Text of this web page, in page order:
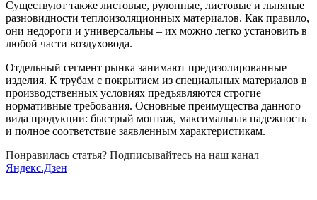
Существуют также листовые, рулонные, листовые и льняные
разновидности теплоизоляционных материалов. Как правило,
они недороги и универсальны – их можно легко установить в
любой части воздуховода.
Отдельный сегмент рынка занимают предизолированные
изделия. К трубам с покрытием из специальных материалов в
производственных условиях предъявляются строгие
нормативные требования. Основные преимущества данного
вида продукции: быстрый монтаж, максимальная надежность
и полное соответствие заявленным характеристикам.
Понравилась статья? Подписывайтесь на наш канал
Яндекс.Дзен